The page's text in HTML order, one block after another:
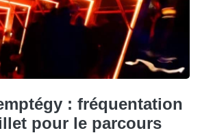
: fréquentation
pour le parcours